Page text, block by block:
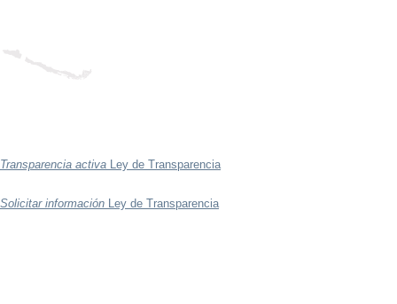
Transparencia activa Ley de Transparencia
Solicitar información Ley de Transparencia